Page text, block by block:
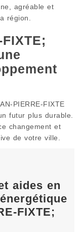
agréable et
région.
PIERRE-FIXTE
futur plus durable.
changement et
de votre ville.
aides en
FIXTE;